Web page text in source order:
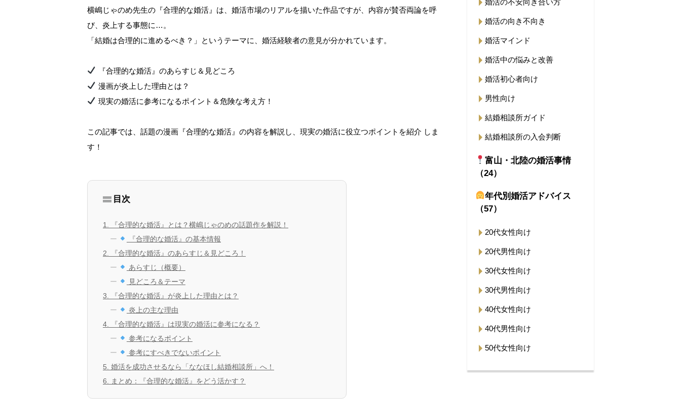
横嶋じゃのめ先生の『合理的な婚活』は、婚活市場のリアルを描いた作品ですが、内容が賛否両論を呼
び、炎上する事態に…。
「結婚は合理的に進めるべき？」というテーマに、婚活経験者の意見が分かれています。
『合理的な婚活』のあらすじ＆見どころ
漫画が炎上した理由とは？
現実の婚活に参考になるポイント＆危険な考え方！
この記事では、話題の漫画『合理的な婚活』の内容を解説し、現実の婚活に役立つポイントを紹介 しま
す！
目次
1. 『合理的な婚活』とは？横嶋じゃのめの話題作を解説！
『合理的な婚活』の基本情報
2. 『合理的な婚活』のあらすじ＆見どころ！
あらすじ（概要）
見どころ＆テーマ
3. 『合理的な婚活』が炎上した理由とは？
炎上の主な理由
4. 『合理的な婚活』は現実の婚活に参考になる？
参考になるポイント
参考にすべきでないポイント
5. 婚活を成功させるなら「ななほし結婚相談所」へ！
6. まとめ：『合理的な婚活』をどう活かす？
婚活の向き不向き
婚活マインド
婚活中の悩みと改善
婚活初心者向け
男性向け
結婚相談所ガイド
結婚相談所の入会判断
富山・北陸の婚活事情
（24）
年代別婚活アドバイス
（57）
20代女性向け
20代男性向け
30代女性向け
30代男性向け
40代女性向け
40代男性向け
50代女性向け